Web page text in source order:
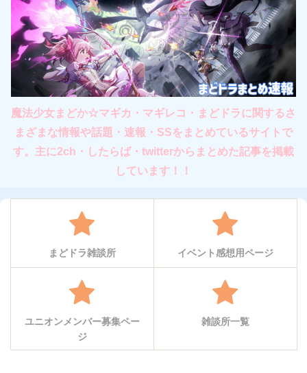
魔法少女まどか☆マギカ・マギレコ・まどドラに関するさ
まざまな情報や話題・速報・SSをまとめているサイトで
す。主に2ch・したらば・twitterからまとめた記事を掲載
しています！！
まどドラ雑談所 イベント感想用ページ
ユニオンメンバー募集ペー
ジ
雑談所一覧